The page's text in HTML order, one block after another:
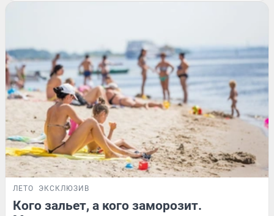
ЛЕТО ЭКСКЛЮЗИВ
Кого зальет, а кого заморозит.